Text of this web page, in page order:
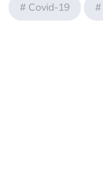
# Covid-19 #